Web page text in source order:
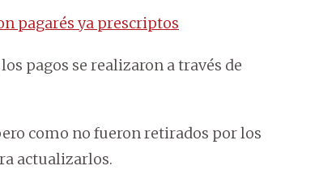
pagarés ya prescriptos
pagos se realizaron a través de
como no fueron retirados por los
actualizarlos.